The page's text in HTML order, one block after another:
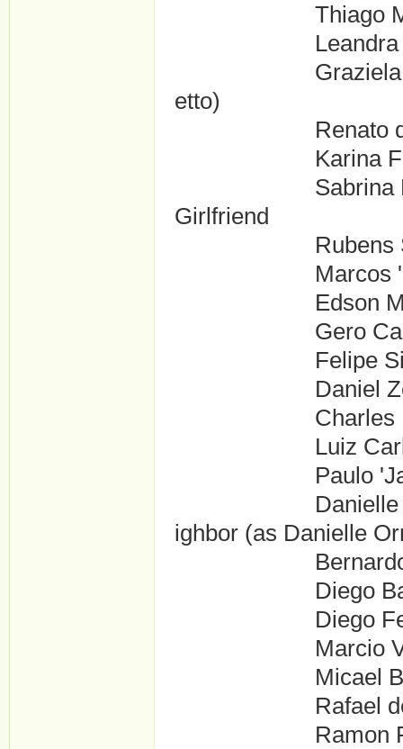
Thiago
Leandra
Graziela
etto)
Renato de
Karina Falc?o
Sabrina Rosa
Girlfriend
Rubens
Marcos 'Kikito'
Edson
Gero Camilo
Felipe Silva
Daniel Zettel
Charles
Luiz Carlos
Paulo 'Jacaré'
Danielle
ighbor (as Danielle
Bernardo
Diego Batista
Diego Ferreira
Marcio
Micael Borges
Rafael de
Ramon